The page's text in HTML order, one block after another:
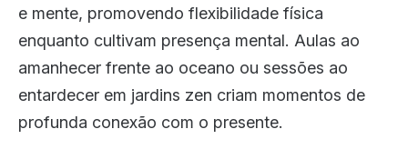
e mente, promovendo flexibilidade física
enquanto cultivam presença mental. Aulas ao
amanhecer frente ao oceano ou sessões ao
entardecer em jardins zen criam momentos de
profunda conexão com o presente.